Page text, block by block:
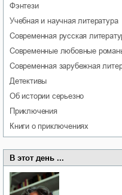
фэнтези
учебная и научная литература
современная русская
современные любовные
современная зарубежная
детективы
об истории серьезно
приключения
книги о приключениях
В этот день ...